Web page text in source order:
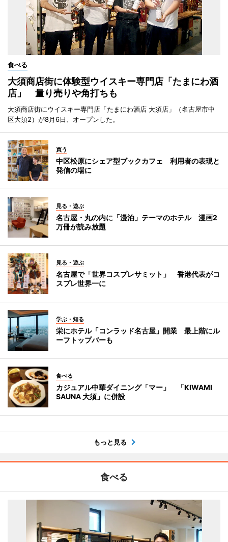
食べる
大須商店街に体験型ウイスキー専門店「たまにわ酒
店」 量り売りや角打ちも
大須商店街にウイスキー専門店「たまにわ酒店 大須店」（名古屋市中
区大須2）が8月6日、オープンした。
買う
中区松原にシェア型ブックカフェ 利用者の表現と
発信の場に
見る・遊ぶ
名古屋・丸の内に「漫泊」テーマのホテル 漫画2
万冊が読み放題
見る・遊ぶ
名古屋で「世界コスプレサミット」 香港代表がコ
スプレ世界一に
学ぶ・知る
栄にホテル「コンラッド名古屋」開業 最上階にル
ーフトップバーも
食べる
カジュアル中華ダイニング「マー」 「KIWAMI
SAUNA 大須」に併設
もっと見る
食べる